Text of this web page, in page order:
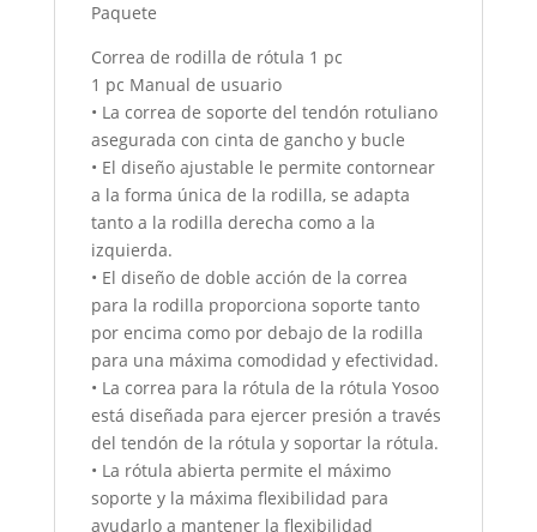
Paquete
Correa de rodilla de rótula 1 pc
1 pc Manual de usuario
• La correa de soporte del tendón rotuliano
asegurada con cinta de gancho y bucle
• El diseño ajustable le permite contornear
a la forma única de la rodilla, se adapta
tanto a la rodilla derecha como a la
izquierda.
• El diseño de doble acción de la correa
para la rodilla proporciona soporte tanto
por encima como por debajo de la rodilla
para una máxima comodidad y efectividad.
• La correa para la rótula de la rótula Yosoo
está diseñada para ejercer presión a través
del tendón de la rótula y soportar la rótula.
• La rótula abierta permite el máximo
soporte y la máxima flexibilidad para
ayudarlo a mantener la flexibilidad